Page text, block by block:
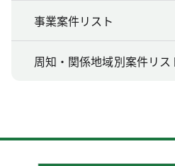
事業案件リスト
周知・関係地域別案件リス